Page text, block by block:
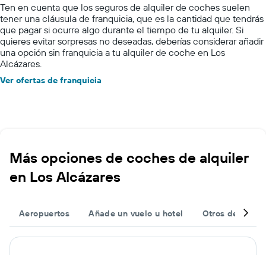
Ten en cuenta que los seguros de alquiler de coches suelen
tener una cláusula de franquicia, que es la cantidad que tendrás
que pagar si ocurre algo durante el tiempo de tu alquiler. Si
quieres evitar sorpresas no deseadas, deberías considerar añadir
una opción sin franquicia a tu alquiler de coche en Los
Alcázares.
Ver ofertas de franquicia
Más opciones de coches de alquiler
en Los Alcázares
Aeropuertos Añade un vuelo u hotel Otros destinos